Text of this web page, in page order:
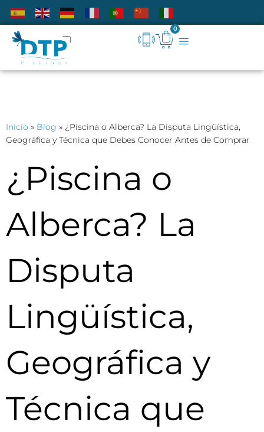
0
Inicio » Blog » ¿Piscina o Alberca? La Disputa Lingüística,
Geográfica y Técnica que Debes Conocer Antes de Comprar
¿Piscina o
Alberca? La
Disputa
Lingüística,
Geográfica y
Técnica que